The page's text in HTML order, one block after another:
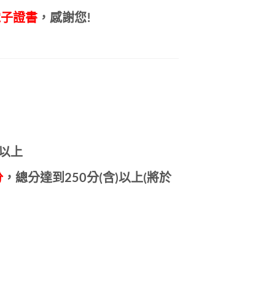
證書 ，感謝您!
上
，總分達到250分(含)以上(將於